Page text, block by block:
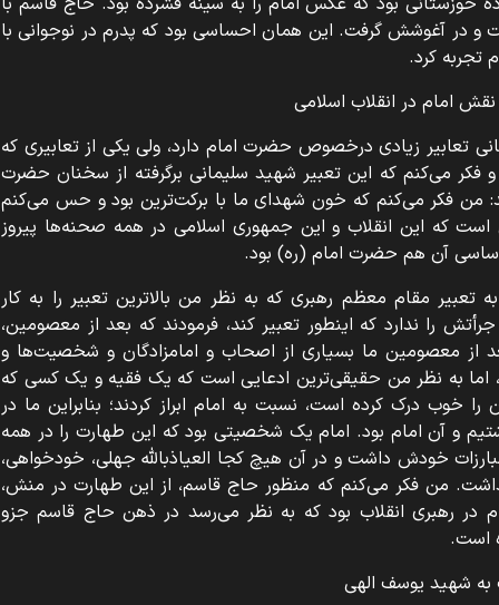
در آغوشش گرفت. این همان احساسی بود که پدرم در نوجوانی با
تجربه کرد.
امام در انقلاب اسلامی
تعابیر زیادی درخصوص حضرت امام دارد، ولی یکی از تعابیری که
می‌کنم که این تعبیر شهید سلیمانی برگرفته از سخنان حضرت
من فکر می‌کنم که خون شهدای ما با برکت‌ترین بود و حس می‌کنم
است که این انقلاب و این جمهوری اسلامی در همه صحنه‌ها پیروز
آن هم حضرت امام (ره) بود.
تعبیر مقام معظم رهبری که به نظر من بالاترین تعبیر را به کار
را ندارد که اینطور تعبیر کند، فرمودند که بعد از معصومین،
از معصومین ما بسیاری از اصحاب و امامزادگان و شخصیت‌ها و
اما به نظر من حقیقی‌ترین ادعایی است که یک فقیه و یک کسی که
را خوب درک کرده است، نسبت به امام ابراز کردند؛ بنابراین ما در
و آن امام بود. امام یک شخصیتی بود که این طهارت را در همه
خودش داشت و در آن هیچ کجا العیاذبالله جهلی، خودخواهی،
من فکر می‌کنم که منظور حاج قاسم، از این طهارت در منش،
رهبری انقلاب بود که به نظر می‌رسد در ذهن حاج قاسم جزو
است.
شهید یوسف الهی